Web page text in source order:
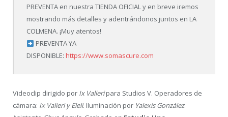
PREVENTA en nuestra TIENDA OFICIAL y en breve iremos
mostrando más detalles y adentrándonos juntos en LA
COLMENA. ¡Muy atentos!
PREVENTA YA
DISPONIBLE:https://www.somascure.com
Videoclip dirigido por Ix Valieripara Studios V. Operadores de
cámara: Ix Valieri y Eleli. Iluminación por Yalexis González.